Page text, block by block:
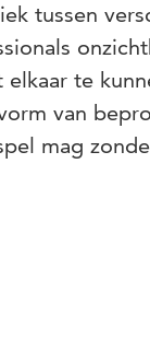
tussen
te
van
mag